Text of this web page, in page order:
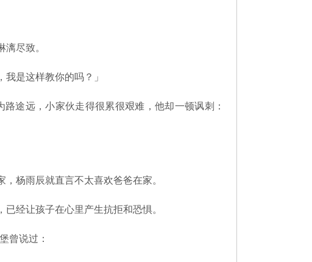
尽致。
是这样教你的吗？」
途远，小家伙走得很累很艰难，他却一顿讽刺：
杨雨辰就直言不太喜欢爸爸在家。
经让孩子在心里产生抗拒和恐惧。
曾说过：